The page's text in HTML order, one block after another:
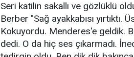
Seri katilin sakallı ve gözlüklü
Berber "Sağ ayakkabısı yırtıktı.
Kokuyordu. Menderes'e geldik.
dedi. O da hiç ses çıkarmadı.